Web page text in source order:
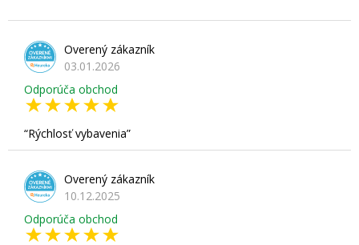
Overený zákazník
03.01.2026
Odporúča obchod
Rýchlosť vybavenia
Overený zákazník
10.12.2025
Odporúča obchod